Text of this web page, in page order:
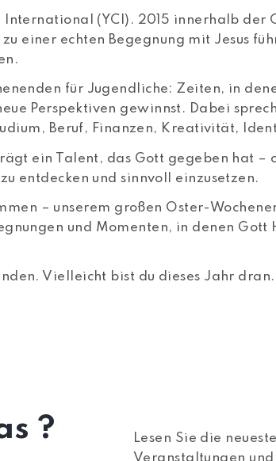
International (YCI). 2015 innerhalb der
einer echten Begegnung mit Jesus
für Jugendliche: Zeiten, in
Perspektiven gewinnst. Dabei
Beruf, Finanzen, Kreativität,
ein Talent, das Gott gegeben hat –
entdecken und sinnvoll einzusetzen.
– unserem großen Oster-
und Momenten, in denen Gott
Vielleicht bist du dieses Jahr dran.
?
Lesen Sie die